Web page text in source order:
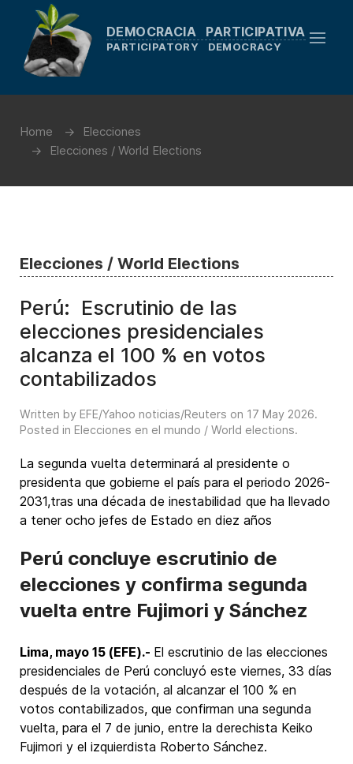
DEMOCRACIA PARTICIPATIVA
PARTICIPATORY DEMOCRACY
Home
Elecciones
Elecciones / World Elections
Elecciones / World Elections
Perú: Escrutinio de las
elecciones presidenciales
alcanza el 100 % en votos
contabilizados
Written by EFE/Yahoo noticias/Reuters on 17 May 2026.
Posted in Elecciones en el mundo / World elections.
La segunda vuelta determinará al presidente o
presidenta que gobierne el país para el periodo 2026-
2031,tras una década de inestabilidad que ha llevado
a tener ocho jefes de Estado en diez años
Perú concluye escrutinio de
elecciones y confirma segunda
vuelta entre Fujimori y Sánchez
Lima, mayo 15 (EFE).- El escrutinio de las elecciones
presidenciales de Perú concluyó este viernes, 33 días
después de la votación, al alcanzar el 100 % en
votos contabilizados, que confirman una segunda
vuelta, para el 7 de junio, entre la derechista Keiko
Fujimori y el izquierdista Roberto Sánchez.